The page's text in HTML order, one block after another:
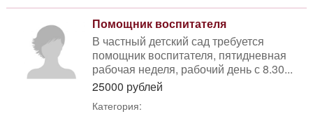
Помощник воспитателя
В частный детский сад требуется
помощник воспитателя, пятидневная
рабочая неделя, рабочий день с 8.30...
25000 рублей
Категория: